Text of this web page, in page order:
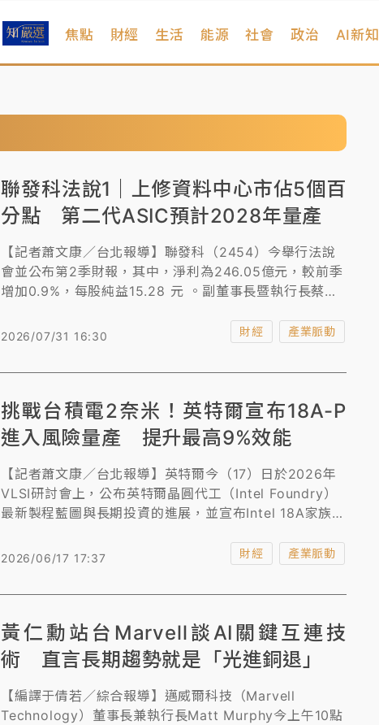
焦點 財經 生活 能源 社會 政治 AI新知
聯發科法說1｜上修資料中心市佔5個百
分點 第二代ASIC預計2028年量產
【記者蕭文康／台北報導】聯發科（2454）今舉行法說
會並公布第2季財報，其中，淨利為246.05億元，較前季
增加0.9%，每股純益15.28 元 。副董事長暨執行長蔡力
1季持平至成長5%，毛利率達46%±1.5%。他透露與美國1
產，第二代2028年量產，而2026年資料中心營收可望超
元，聯發科也將市佔率目標從上季預估的10%至15%，提
高至15%至20%。
2026/07/31 16:30 財經 產業脈動
挑戰台積電2奈米！英特爾宣布18A-P
進入風險量產 提升最高9%效能
【記者蕭文康／台北報導】英特爾今（17）日於2026年
VLSI研討會上，公布英特爾晶圓代工（Intel Foundry）
最新製程藍圖與長期投資的進展，並宣布Intel 18A家族首
Production）階段，依照去年向客戶及合作夥伴公布的
Intel 18A-P可在相同功耗下提升最高9%效能，或於相同
2026/06/17 17:37 財經 產業脈動
黃仁勳站台Marvell談AI關鍵互連技
術 直言長期趨勢就是「光進銅退」
【編譯于倩若／綜合報導】邁威爾科技（Marvell
Technology）董事長兼執行長Matt Murphy今上午10點